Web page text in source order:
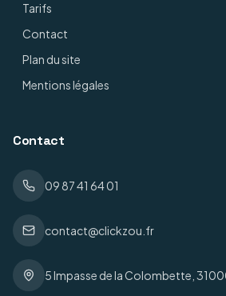
Tarifs
Contact
Plan du site
Mentions légales
Contact
09 87 41 64 01
contact@clickzou.fr
5 Impasse de la Colombette,